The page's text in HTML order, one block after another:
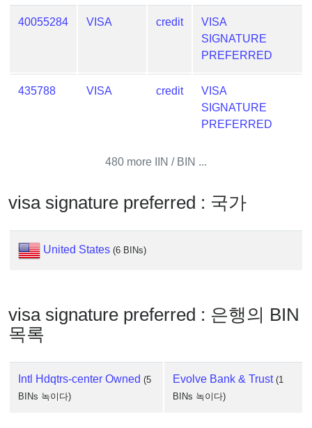
What
IP
Address
Checker
Validator
40055284 VISA credit
VISA
SIGNATURE
PREFERRED
435788 VISA credit
VISA
SIGNATURE
PREFERRED
480 more IIN / BIN ...
visa signature preferred : 국가
United States (6 BINs)
visa signature preferred : 은행의 BIN
목록
Intl Hdqtrs-center Owned (5
BINs 녹이다)
Evolve Bank & Trust (1
BINs 녹이다)